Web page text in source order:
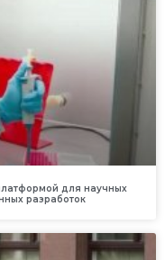
для научных
разработок